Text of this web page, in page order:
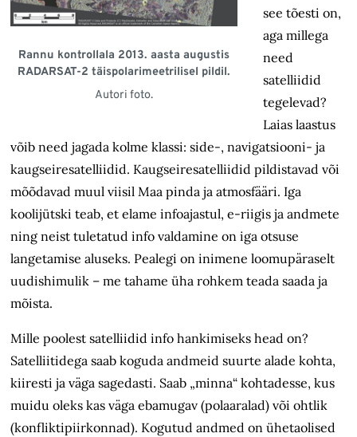
Rannu kontrollala 2013. aasta augustis
RADARSAT-2 täispolarimeetrilisel pildil.
Autori foto.
see tõesti on,
aga millega
need
satelliidid
tegelevad?
Laias laastus
võib need jagada kolme klassi: side-, navigatsiooni- ja
kaugseiresatelliidid. Kaugseiresatelliidid pildistavad või
mõõdavad muul viisil Maa pinda ja atmosfääri. Iga
koolijütski teab, et elame infoajastul, e-riigis ja andmete
ning neist tuletatud info valdamine on iga otsuse
langetamise aluseks. Pealegi on inimene loomupäraselt
uudishimulik – me tahame üha rohkem teada saada ja
mõista.
Mille poolest satelliidid info hankimiseks head on?
Satelliitidega saab koguda andmeid suurte alade kohta,
kiiresti ja väga sagedasti. Saab „minna“ kohtadesse, kus
muidu oleks kas väga ebamugav (polaaralad) või ohtlik
(konfliktipiirkonnad). Kogutud andmed on ühetaolised